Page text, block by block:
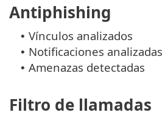
Antiphishing
• Vínculos analizados
• Notificaciones analizadas
• Amenazas detectadas
Filtro de llamadas